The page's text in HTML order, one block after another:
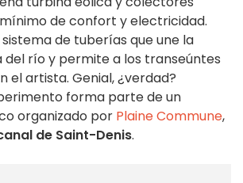
de confort y electricidad.
de tuberías que une la
del río y permite a los transeúntes
el artista. Genial, ¿verdad?
forma parte de un
organizado por Plaine Commune,
de Saint-Denis.